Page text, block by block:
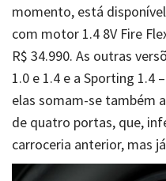
momento, está
com motor 1.4 8V Fire
R$ 34.990. As outras
1.0 e 1.4 e a Sporting
elas somam-se também
de quatro portas, que,
carroceria anterior, mas